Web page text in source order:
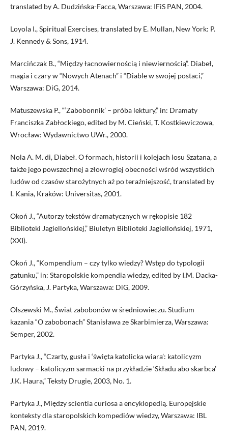
translated by A. Dudzińska-Facca, Warszawa: IFiS PAN, 2004.
Loyola I., Spiritual Exercises, translated by E. Mullan, New York: P.
J. Kennedy & Sons, 1914.
Marcińczak B., “Między łacnowiernością i niewiernością”. Diabeł,
magia i czary w “Nowych Atenach” i “Diable w swojej postaci,”
Warszawa: DiG, 2014.
Matuszewska P., “‘Zabobonnik’ – próba lektury,” in: Dramaty
Franciszka Zabłockiego, edited by M. Cieński, T. Kostkiewiczowa,
Wrocław: Wydawnictwo UWr., 2000.
Nola A. M. di, Diabeł. O formach, historii i kolejach losu Szatana, a
także jego powszechnej a złowrogiej obecności wśród wszystkich
ludów od czasów starożytnych aż po teraźniejszość, translated by
I. Kania, Kraków: Universitas, 2001.
Okoń J., “Autorzy tekstów dramatycznych w rękopisie 182
Biblioteki Jagiellońskiej,” Biuletyn Biblioteki Jagiellońskiej, 1971,
(XXI).
Okoń J., “Kompendium – czy tylko wiedzy? Wstęp do typologii
gatunku,” in: Staropolskie kompendia wiedzy, edited by I.M. Dacka-
Górzyńska, J. Partyka, Warszawa: DiG, 2009.
Olszewski M., Świat zabobonów w średniowieczu. Studium
kazania “O zabobonach” Stanisława ze Skarbimierza, Warszawa:
Semper, 2002.
Partyka J., “Czarty, gusła i ‘święta katolicka wiara’: katolicyzm
ludowy – katolicyzm sarmacki na przykładzie ‘Składu abo skarbca’
J.K. Haura,” Teksty Drugie, 2003, No. 1.
Partyka J., Między scientia curiosa a encyklopedią. Europejskie
konteksty dla staropolskich kompediów wiedzy, Warszawa: IBL
PAN, 2019.